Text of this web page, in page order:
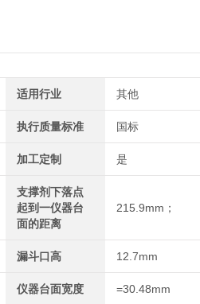
适用行业 其他
执行质量标准 国标
加工定制 是
支撑剂下落点
起到一仪器台
面的距离
215.9mm；
漏斗口高 12.7mm
仪器台面宽度 =30.48mm